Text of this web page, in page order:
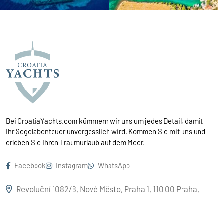
Bei CroatiaYachts.com kümmern wir uns um jedes Detail, damit
Ihr Segelabenteuer unvergesslich wird. Kommen Sie mit uns und
erleben Sie Ihren Traumurlaub auf dem Meer.
Facebook Instagram WhatsApp
Revoluční 1082/8, Nové Město, Praha 1, 110 00 Praha,